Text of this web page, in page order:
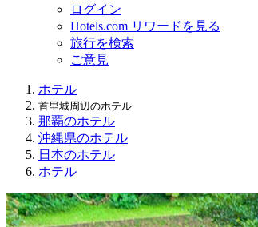
ログイン
Hotels.com リワードを見る
旅行を検索
ご意見
ホテル
首里城周辺のホテル
那覇のホテル
沖縄県のホテル
日本のホテル
ホテル